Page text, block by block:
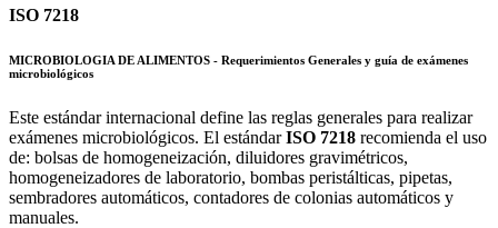
ISO 7218
MICROBIOLOGIA DE ALIMENTOS - Requerimientos Generales y guía de exámenes
microbiológicos
Este estándar internacional define las reglas generales para realizar
exámenes microbiológicos. El estándarISO 7218 recomienda el uso
de: bolsas de homogeneización, diluidores gravimétricos,
homogeneizadores de laboratorio, bombas peristálticas, pipetas,
sembradores automáticos, contadores de colonias automáticos y
manuales.